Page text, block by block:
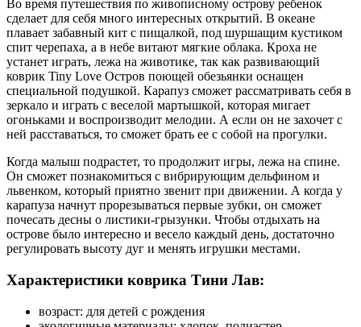
Во время путешествия по живописному острову ребенок
сделает для себя много интересных открытий. В океане
плавает забавный кит с пищалкой, под шуршащим кустиком
спит черепаха, а в небе витают мягкие облака. Кроха не
устанет играть, лежа на животике, так как развивающий
коврик Tiny Love Остров поющей обезьянки оснащен
специальной подушкой. Карапуз сможет рассматривать себя в
зеркало и играть с веселой мартышкой, которая мигает
огоньками и воспроизводит мелодии. А если он не захочет с
ней расставаться, то сможет брать ее с собой на прогулки.
Когда малыш подрастет, то продолжит игры, лежа на спине.
Он сможет познакомиться с вибрирующим дельфином и
львенком, который приятно звенит при движении. А когда у
карапуза начнут прорезываться первые зубки, он сможет
почесать десны о листики-грызунки. Чтобы отдыхать на
острове было интересно и весело каждый день, достаточно
регулировать высоту дуг и менять игрушки местами.
Характеристики коврика Тини Лав:
возраст: для детей с рождения